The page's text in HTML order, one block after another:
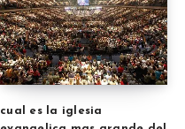
cual es la iglesia